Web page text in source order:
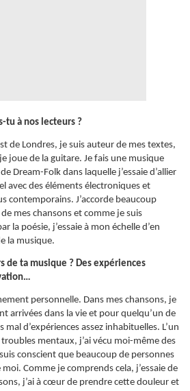
tu à nos lecteurs ?
de Londres, je suis auteur de mes textes,
joue de la guitare. Je fais une musique
Dream-Folk dans laquelle j’essaie d’allier
avec des éléments électroniques et
contemporains. J’accorde beaucoup
mes chansons et comme je suis
la poésie, j’essaie à mon échelle d’en
la musique.
de ta musique ? Des expériences
personnelle. Dans mes chansons, je
arrivées dans la vie et pour quelqu’un de
mal d’expériences assez inhabituelles. L’un
mentaux, j’ai vécu moi-même des
conscient que beaucoup de personnes
Comme je comprends cela, j’essaie de
j’ai à cœur de prendre cette douleur et